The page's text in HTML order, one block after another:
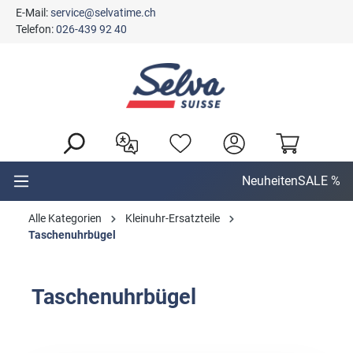
springen
E-Mail:service@selvatime.ch
Telefon:026-439 92 40
NeuheitenSALE %
Alle Kategorien
Kleinuhr-Ersatzteile
Taschenuhrbügel
Taschenuhrbügel